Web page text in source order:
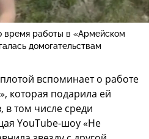
время работы в «Армейском
домогательствам
вспоминает о работе
которая подарила ей
том числе среди
YouTube-шоу «Не